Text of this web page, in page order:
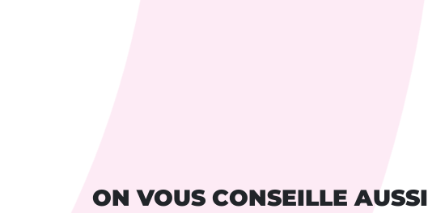
ON VOUS CONSEILLE AUSSI